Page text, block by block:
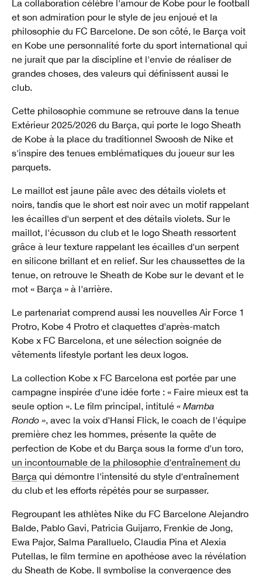
La collaboration célèbre l'amour de Kobe pour le football
et son admiration pour le style de jeu enjoué et la
philosophie du FC Barcelone. De son côté, le Barça voit
en Kobe une personnalité forte du sport international qui
ne jurait que par la discipline et l'envie de réaliser de
grandes choses, des valeurs qui définissent aussi le
club.
Cette philosophie commune se retrouve dans la tenue
Extérieur 2025/2026 du Barça, qui porte le logo Sheath
de Kobe à la place du traditionnel Swoosh de Nike et
s'inspire des tenues emblématiques du joueur sur les
parquets.
Le maillot est jaune pâle avec des détails violets et
noirs, tandis que le short est noir avec un motif rappelant
les écailles d'un serpent et des détails violets. Sur le
maillot, l'écusson du club et le logo Sheath ressortent
grâce à leur texture rappelant les écailles d'un serpent
en silicone brillant et en relief. Sur les chaussettes de la
tenue, on retrouve le Sheath de Kobe sur le devant et le
mot « Barça » à l'arrière.
Le partenariat comprend aussi les nouvelles Air Force 1
Protro, Kobe 4 Protro et claquettes d'après-match
Kobe x FC Barcelona, et une sélection soignée de
vêtements lifestyle portant les deux logos.
La collection Kobe x FC Barcelona est portée par une
campagne inspirée d'une idée forte : « Faire mieux est ta
seule option ». Le film principal, intitulé « Mamba
Rondo » , avec la voix d'Hansi Flick, le coach de l'équipe
première chez les hommes, présente la quête de
perfection de Kobe et du Barça sous la forme d'un toro,
un incontournable de la philosophie d'entraînement du
Barça qui démontre l'intensité du style d'entraînement
du club et les efforts répétés pour se surpasser.
Regroupant les athlètes Nike du FC Barcelone Alejandro
Balde, Pablo Gavi, Patricia Guijarro, Frenkie de Jong,
Ewa Pajor, Salma Paralluelo, Claudia Pina et Alexia
Putellas, le film termine en apothéose avec la révélation
du Sheath de Kobe. Il symbolise la convergence des